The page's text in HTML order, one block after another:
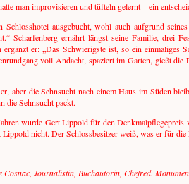
man improvisieren und tüfteln gelernt – ein
Schlosshotel ausgebucht, wohl auch aufgrund
Scharfenberg ernährt längst seine Familie, drei
ergänzt er: „Das Schwierigste ist, so ein einmaliges
voll Andacht, spaziert im Garten, gießt die
aber die Sehnsucht nach einem Haus im Süden
die Sehnsucht packt.
wurde Gert Lippold für den Denkmalpflegepreis
Lippold nicht. Der Schlossbesitzer weiß, was er für die
Cosnac, Journalistin, Buchautorin, Chefred.